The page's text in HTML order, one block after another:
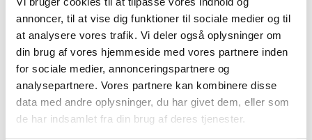
annoncer, til at vise dig funktioner til sociale medier og til
at analysere vores trafik. Vi deler også oplysninger om
din brug af vores hjemmeside med vores partnere inden
for sociale medier, annonceringspartnere og
analysepartnere. Vores partnere kan kombinere disse
data med andre oplysninger, du har givet dem, eller som
de har indsamlet fra din brug af deres tjenester.
✅ 14 dages fuld returret
✅ Levering: 1-3 dage
✅ Stk. pris
✅Farve: Natur